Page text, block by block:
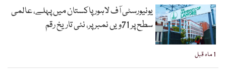
1 ماہ قبل
یونیورسٹی آف لاہور پاکستان میں پہلے، عالمی
سطح پر 71ویں نمبر پر، نئی تاریخ رقم